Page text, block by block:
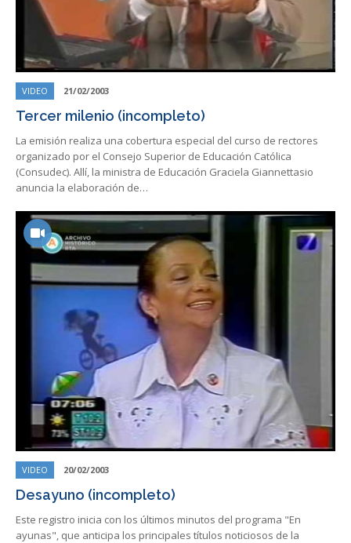
VIDEO 21/02/2003
Tercer milenio (incompleto)
La emisión realiza una cobertura especial del curso de rectores
organizado por el Consejo Superior de Educación Católica
(Consudec). Allí, la ministra de Educación Graciela Giannettasio
anuncia la elaboración de…
VIDEO 20/02/2003
Desayuno (incompleto)
Este registro inicia con los últimos minutos del programa "En
ayunas", que anticipa los principales títulos noticiosos de la